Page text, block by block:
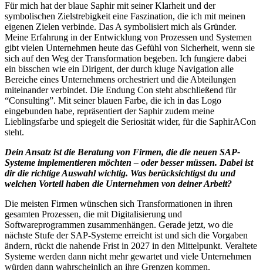
Für mich hat der blaue Saphir mit seiner Klarheit und der
symbolischen Zielstrebigkeit eine Faszination, die ich mit meinen
eigenen Zielen verbinde. Das A symbolisiert mich als Gründer.
Meine Erfahrung in der Entwicklung von Prozessen und Systemen
gibt vielen Unternehmen heute das Gefühl von Sicherheit, wenn sie
sich auf den Weg der Transformation begeben. Ich fungiere dabei
ein bisschen wie ein Dirigent, der durch kluge Navigation alle
Bereiche eines Unternehmens orchestriert und die Abteilungen
miteinander verbindet. Die Endung Con steht abschließend für
“Consulting”. Mit seiner blauen Farbe, die ich in das Logo
eingebunden habe, repräsentiert der Saphir zudem meine
Lieblingsfarbe und spiegelt die Seriosität wider, für die SaphirACon
steht.
Dein Ansatz ist die Beratung von Firmen, die die neuen SAP-
Systeme implementieren möchten – oder besser müssen. Dabei ist
dir die richtige Auswahl wichtig. Was berücksichtigst du und
welchen Vorteil haben die Unternehmen von deiner Arbeit?
Die meisten Firmen wünschen sich Transformationen in ihren
gesamten Prozessen, die mit Digitalisierung und
Softwareprogrammen zusammenhängen. Gerade jetzt, wo die
nächste Stufe der SAP-Systeme erreicht ist und sich die Vorgaben
ändern, rückt die nahende Frist in 2027 in den Mittelpunkt. Veraltete
Systeme werden dann nicht mehr gewartet und viele Unternehmen
würden dann wahrscheinlich an ihre Grenzen kommen.